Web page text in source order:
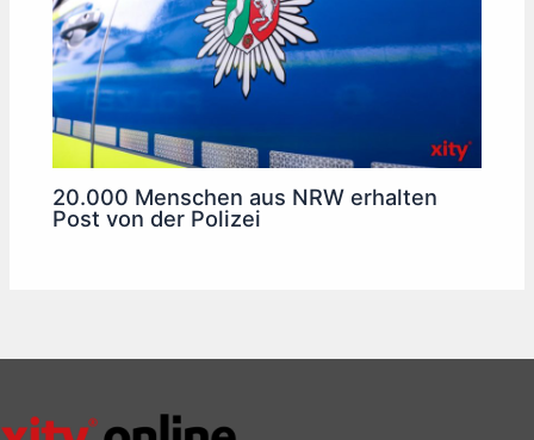
20.000 Menschen aus NRW erhalten
Post von der Polizei